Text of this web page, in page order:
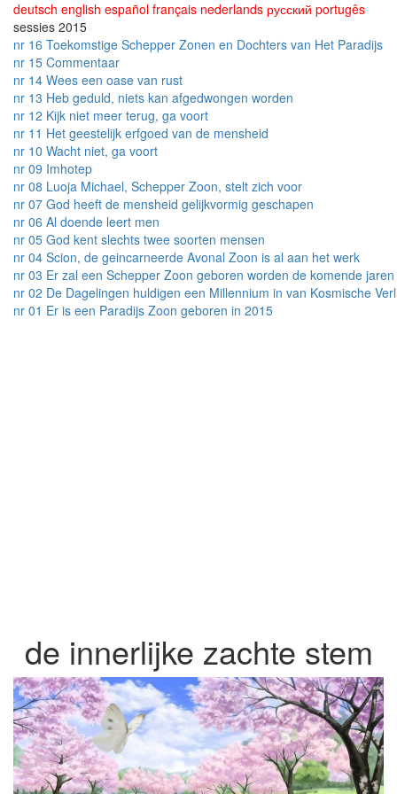
deutsch english español français nederlands русский portugês
sessies 2015
nr 16 Toekomstige Schepper Zonen en Dochters van Het Paradijs
nr 15 Commentaar
nr 14 Wees een oase van rust
nr 13 Heb geduld, niets kan afgedwongen worden
nr 12 Kijk niet meer terug, ga voort
nr 11 Het geestelijk erfgoed van de mensheid
nr 10 Wacht niet, ga voort
nr 09 Imhotep
nr 08 Luoja Michael, Schepper Zoon, stelt zich voor
nr 07 God heeft de mensheid gelijkvormig geschapen
nr 06 Al doende leert men
nr 05 God kent slechts twee soorten mensen
nr 04 Scion, de geincarneerde Avonal Zoon is al aan het werk
nr 03 Er zal een Schepper Zoon geboren worden de komende jaren
nr 02 De Dagelingen huldigen een Millennium in van Kosmische
nr 01 Er is een Paradijs Zoon geboren in 2015
de innerlijke zachte stem